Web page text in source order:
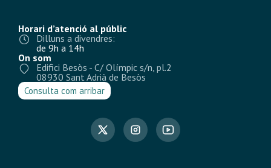
Horari d’atenció al públic
Dilluns a divendres:
de 9h a 14h
On som
Edifici Besòs - C/ Olímpic s/n, pl.2
08930 Sant Adrià de Besòs
Consulta com arribar